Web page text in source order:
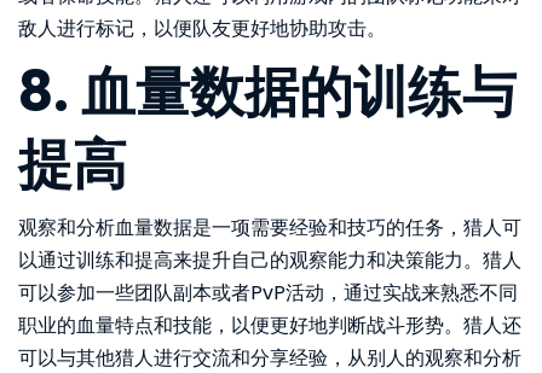
敌人进行标记，以便队友更好地协助攻击。
8. 血量数据的训练与
提高
观察和分析血量数据是一项需要经验和技巧的任务，猎人可
以通过训练和提高来提升自己的观察能力和决策能力。猎人
可以参加一些团队副本或者PvP活动，通过实战来熟悉不同
职业的血量特点和技能，以便更好地判断战斗形势。猎人还
可以与其他猎人进行交流和分享经验，从别人的观察和分析